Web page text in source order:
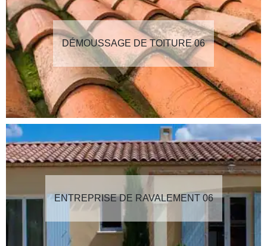
DÉMOUSSAGE DE TOITURE 06
ENTREPRISE DE RAVALEMENT 06